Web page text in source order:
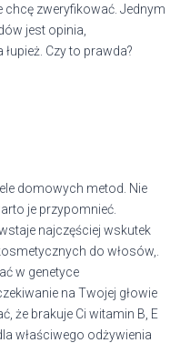
chcę zweryfikować. Jednym
jest opinia,
Czy to prawda?
domowych metod. Nie
je przypomnieć.
najczęściej wskutek
do włosów,.
w genetyce
na Twojej głowie
że brakuje Ci witamin B, E
właściwego odżywienia